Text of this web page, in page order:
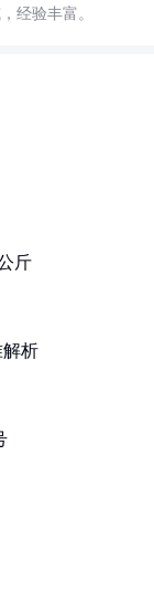
经验丰富。
斤
解析